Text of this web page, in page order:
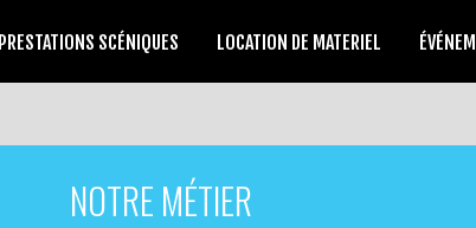
PRESTATIONS SCÉNIQUES LOCATION DE MATERIEL
NOTRE MÉTIER